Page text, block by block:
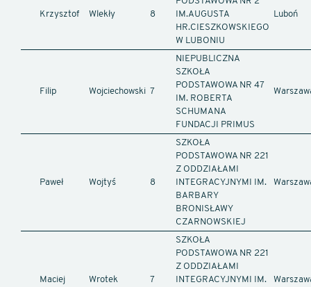
Krzysztof Wlekły 8
IM.AUGUSTA
HR.CIESZKOWSKIEGO
W LUBONIU
Luboń
Filip Wojciechowski 7
NIEPUBLICZNA
SZKOŁA
PODSTAWOWA NR 47
IM. ROBERTA
SCHUMANA
FUNDACJI PRIMUS
Paweł Wojtyś 8
SZKOŁA
PODSTAWOWA NR 221
Z ODDZIAŁAMI
INTEGRACYJNYMI IM.
BARBARY
BRONISŁAWY
CZARNOWSKIEJ
Maciej Wrotek 7
SZKOŁA
PODSTAWOWA NR 221
Z ODDZIAŁAMI
INTEGRACYJNYMI IM.